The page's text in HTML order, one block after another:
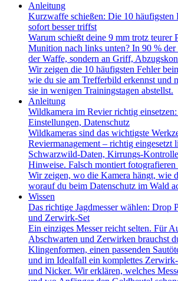
Anleitung
Kurzwaffe schießen: Die 10 häufigsten
sofort besser triffst
Warum schießt deine 9 mm trotz teurer
Munition nach links unten? In 90 % der
der Waffe, sondern an Griff,
Wir zeigen die 10 häufigsten Fehler
wie du sie am Trefferbild erkennst und
sie in wenigen Trainingstagen abstellst.
Anleitung
Wildkamera im Revier richtig
Einstellungen, Datenschutz
Wildkameras sind das wichtigste
Reviermanagement – richtig eingesetzt
Schwarzwild-Daten, Kirrungs-
Hinweise. Falsch montiert
Wir zeigen, wo die Kamera hängt, wie
worauf du beim Datenschutz im Wald
Wissen
Das richtige Jagdmesser wählen: Drop
und Zerwirk-Set
Ein einziges Messer reicht selten. Für
Abschwarten und Zerwirken brauchst
Klingenformen, einen passenden
und im Idealfall ein komplettes
und Nicker. Wir erklären, welches